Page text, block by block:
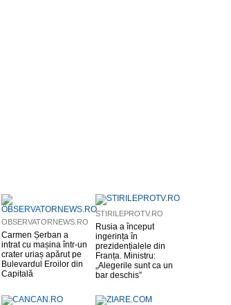
OBSERVATORNEWS.RO
Carmen Șerban a
intrat cu mașina într-un
crater uriaș apărut pe
Bulevardul Eroilor din
Capitală
STIRILEPROTV.RO
Rusia a început
ingerința în
prezidențialele din
Franța. Ministru:
„Alegerile sunt ca un
bar deschis”